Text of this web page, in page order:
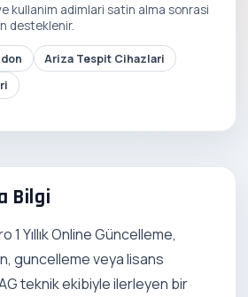
kullanim adimlari satin alma sonrasi
desteklenir.
Ariza Tespit Cihazlari
Bilgi
1 Yıllık Online Güncelleme,
guncelleme veya lisans
teknik ekibiyle ilerleyen bir